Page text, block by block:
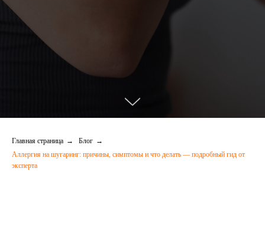
Главная страница → Блог →
Аллергия на шугаринг: причины, симптомы и что делать — подробный гид от
эксперта